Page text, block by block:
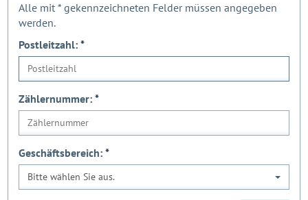
Alle mit* gekennzeichneten Felder müssen angegeben
werden.
Postleitzahl:*
Zählernummer:*
Geschäftsbereich:*
Bitte wählen Sie aus.